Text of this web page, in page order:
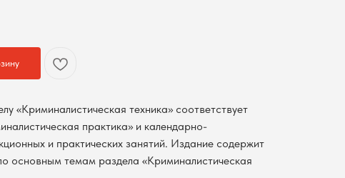
«Криминалистическая техника» соответствует
практика» и календарно-
и практических занятий. Издание содержит
основным темам раздела «Криминалистическая